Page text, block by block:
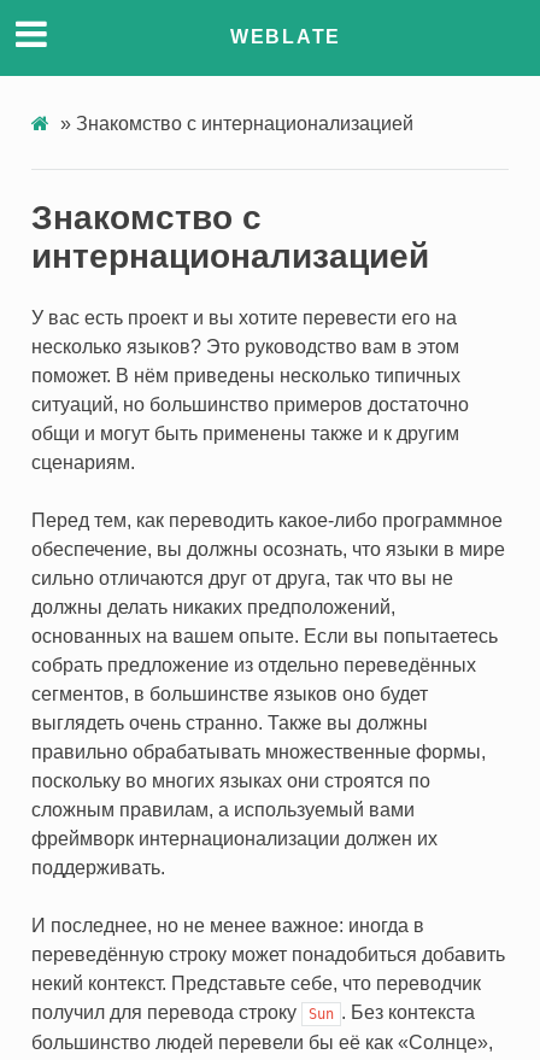
WEBLATE
» Знакомство с интернационализацией
Знакомство с
интернационализацией
У вас есть проект и вы хотите перевести его на
несколько языков? Это руководство вам в этом
поможет. В нём приведены несколько типичных
ситуаций, но большинство примеров достаточно
общи и могут быть применены также и к другим
сценариям.
Перед тем, как переводить какое-либо программное
обеспечение, вы должны осознать, что языки в мире
сильно отличаются друг от друга, так что вы не
должны делать никаких предположений,
основанных на вашем опыте. Если вы попытаетесь
собрать предложение из отдельно переведённых
сегментов, в большинстве языков оно будет
выглядеть очень странно. Также вы должны
правильно обрабатывать множественные формы,
поскольку во многих языках они строятся по
сложным правилам, а используемый вами
фреймворк интернационализации должен их
поддерживать.
И последнее, но не менее важное: иногда в
переведённую строку может понадобиться добавить
некий контекст. Представьте себе, что переводчик
получил для перевода строку
Sun . Без контекста
большинство людей перевели бы её как «Солнце»,